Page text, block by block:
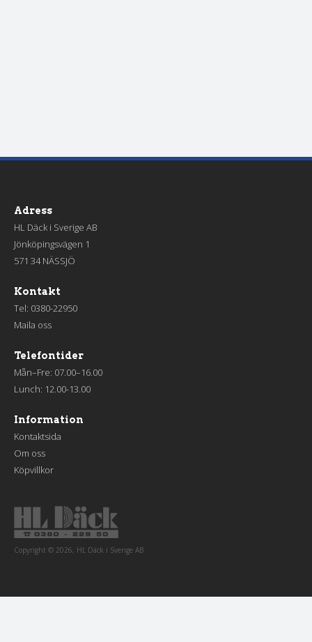
Adress
HL Däck i Sverige AB
Jönköpingsvägen 1
571 34 NÄSSJÖ
Kontakt
Tel: 0380-22950
Maila oss
Telefontider
Mån–Fre: 07.00–16.00
Lunch: 12.00-13.00
Information
Kontaktsida
Om oss
Köpvillkor
Copyright © 2026, HL Däck i Sverige AB